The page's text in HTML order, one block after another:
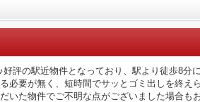
評の駅近物件となっており、駅より徒歩8分
必要が無く、短時間でサッとゴミ出しを終え
いた物件でご不明な点がございました場合も